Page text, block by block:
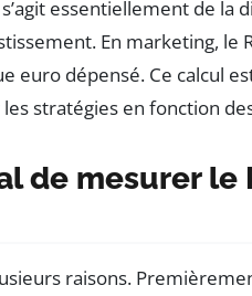
essentiellement de
En marketing, le
euro dépensé. Ce calcul
stratégies en fonction
de mesurer le
raisons.